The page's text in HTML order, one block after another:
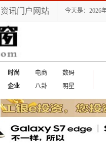
讯门户网站 今天是：2026
时尚 电商
数码
企业
八卦 明星